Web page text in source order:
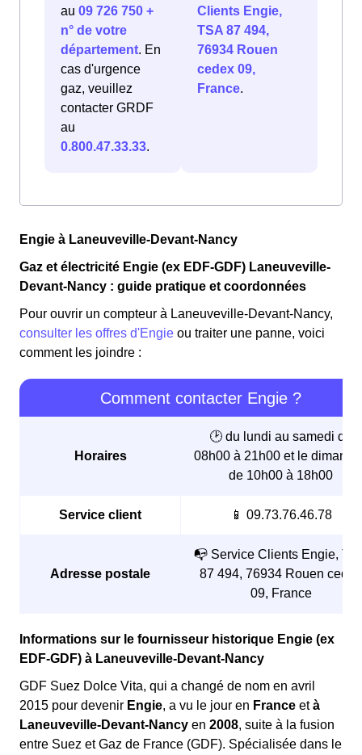
au 09 726 750 +
n° de votre
département. En
cas d'urgence
gaz, veuillez
contacter GRDF
au
0.800.47.33.33.
Clients Engie,
TSA 87 494,
76934 Rouen
cedex 09,
France.
Engie à Laneuveville-Devant-Nancy
Gaz et électricité Engie (ex EDF-GDF) Laneuveville-
Devant-Nancy : guide pratique et coordonnées
Pour ouvrir un compteur à Laneuveville-Devant-Nancy,
consulter les offres d'Engie ou traiter une panne, voici
comment les joindre :
Comment contacter Engie ?
Horaires
🕑 du lundi au samedi de
08h00 à 21h00 et le
de 10h00 à 18h00
Service client 📱 09.73.76.46.78
Adresse postale
📭 Service Clients Engie,
87 494, 76934 Rouen cedex
09, France
Informations sur le fournisseur historique Engie (ex
EDF-GDF) à Laneuveville-Devant-Nancy
GDF Suez Dolce Vita, qui a changé de nom en avril
2015 pour devenir Engie, a vu le jour en France età
Laneuveville-Devant-Nancy en 2008, suite à la fusion
entre Suez et Gaz de France (GDF). Spécialisée dans le